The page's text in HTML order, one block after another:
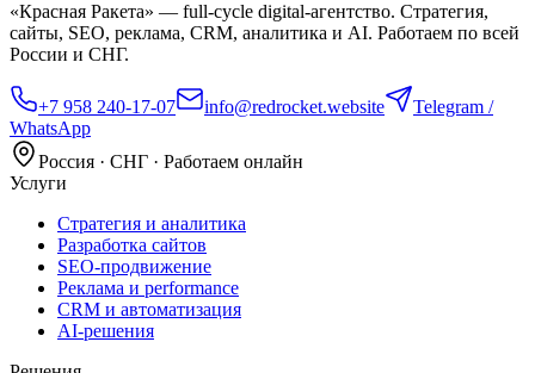
«Красная Ракета» — full‑cycle digital‑агентство. Стратегия,
сайты, SEO, реклама, CRM, аналитика и AI. Работаем по всей
России и СНГ.
+7 958 240‑17‑07 info@redrocket.website
Telegram /
WhatsApp
Россия · СНГ · Работаем онлайн
Услуги
Стратегия и аналитика
Разработка сайтов
SEO‑продвижение
Реклама и performance
CRM и автоматизация
AI‑решения